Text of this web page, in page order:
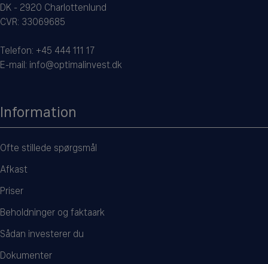
DK - 2920 Charlottenlund
CVR: 33069685
Telefon: +45 444 111 17
E-mail: info@optimalinvest.dk
Information
Ofte stillede spørgsmål
Afkast
Priser
Beholdninger og faktaark
Sådan investerer du
Dokumenter